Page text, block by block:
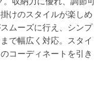
けのスタイルが楽しめ
ムーズに行え、シンプ
で幅広く対応。スタイ
コーディネートを引き